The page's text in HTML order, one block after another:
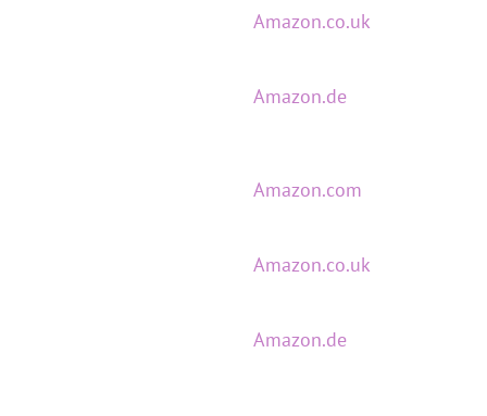
Amazon.co.uk
Amazon.de
Amazon.com
Amazon.co.uk
Amazon.de